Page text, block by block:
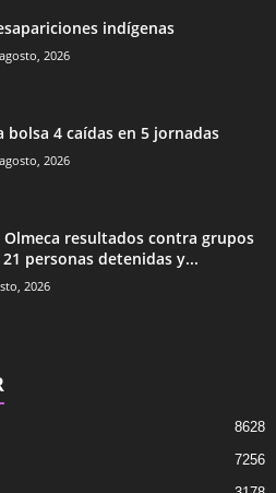
indígenas
2026
bolsa 4 caídas en 5 jornadas
2026
Olmeca resultados contra grupos
personas detenidas y...
2026
8628
7256